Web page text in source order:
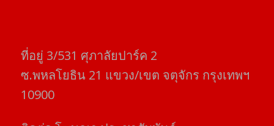
ที่อยู่​ 3/531​ ศุภาลัยปาร์ค​ 2
ซ.พหลโยธิน​ 21​ แขวง/เขต​ จตุจักร​ กรุงเทพฯ
10900